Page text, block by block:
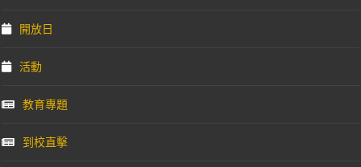
開放日
活動
教育專題
到校直擊